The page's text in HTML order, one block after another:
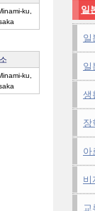
ku,
ku,
일
일
일
생
장
아
비
교